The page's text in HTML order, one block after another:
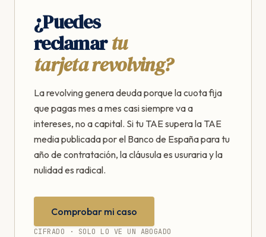
¿Puedes
reclamartu
tarjeta revolving?
La revolving genera deuda porque la cuota fija
que pagas mes a mes casi siempre va a
intereses, no a capital. Si tu TAE supera la TAE
media publicada por el Banco de España para tu
año de contratación, la cláusula es usuraria y la
nulidad es radical.
Comprobar mi caso
CIFRADO · SOLO LO VE UN ABOGADO